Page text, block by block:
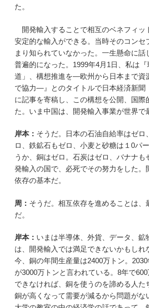
た。
開発輸入することで相互のベネフィッ
安定的な輸入ができる。当時そのコンセ
まり知られていなかった。一生懸命に話
普遍的になった。1999年4月1日、私は
道」、構想推進を―欧州から日本まで資
で協力―』とのタイトルで日本経済新聞
に記事を寄稿し、この構想を公開、国際
た。いま中国は、開発輸入事業が世界で
岸本： そうだ。日本の石油自給率はゼロ
ロ、鉄鉱石もゼロ、小麦と砂糖は１0パ
うか、銅はゼロ。石炭はゼロ、バナナも
発輸入の国で、必死でその努力をした。
依存の基本だ。
周： そうだ。相互依存を進めることは、
だ。
岸本： いまは半導体、外貨、データ、鉱
は、開発輸入では満足できないかもしれ
今、銅の年間生産量は2400万トン。
が3000万トンと言われている。8年で
できなければ、銅を使うのを諦める人た
銅が高くなって需要が減るから問題がな